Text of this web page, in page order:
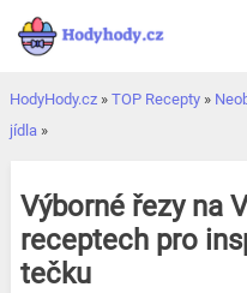
Přeskočit
HodyHody.cz » TOP Recepty »
jídla »
Výborné řezy na
receptech pro
tečku